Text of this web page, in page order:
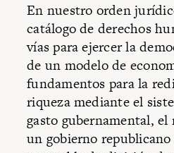
En nuestro orden
catálogo de derechos
vías para ejercer la
de un modelo de
fundamentos para la
riqueza mediante el
gasto gubernamental,
un gobierno